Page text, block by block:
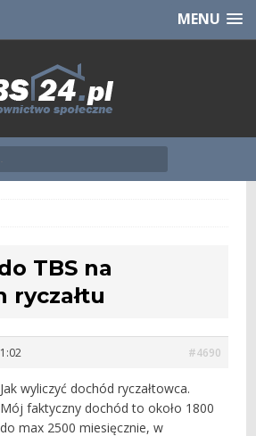
CHCĘ [klik]MENU
TBS na
ryczałtu
#4690
Jak wyliczyć dochód ryczałtowca.
Mój faktyczny dochód to około 1800
do max 2500 miesięcznie, w